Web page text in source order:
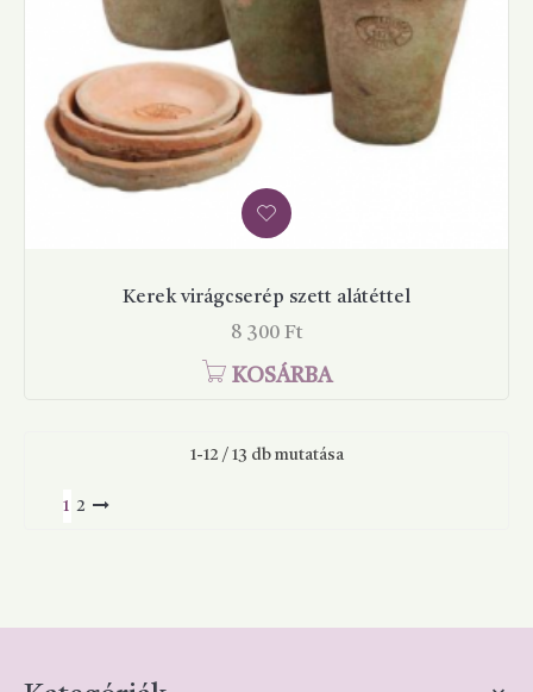
Kerek virágcserép szett alátéttel
Ár
8 300 Ft
KOSÁRBA
1-12 / 13 db mutatása
1 2